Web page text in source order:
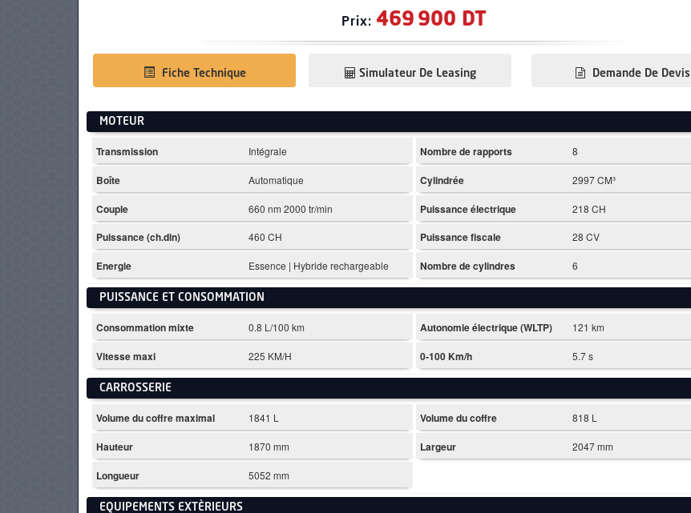
Prix: 469 900 DT
Fiche Technique Demande De Devis
Simulateur De Leasing
MOTEUR
Transmission Intégrale Nombre de rapports 8
Boîte Automatique Cylindrée 2997 CM³
Couple 660 nm 2000 tr/min Puissance électrique 218 CH
Puissance (ch.din) 460 CH Puissance fiscale 28 CV
Energie Essence | Hybride rechargeable Nombre de cylindres 6
PUISSANCE ET CONSOMMATION
Consommation mixte 0.8 L/100 km Autonomie électrique (WLTP) 121 km
Vitesse maxi 225 KM/H 0-100 Km/h 5.7 s
CARROSSERIE
Volume du coffre maximal 1841 L Volume du coffre 818 L
Hauteur 1870 mm Largeur 2047 mm
Longueur 5052 mm
EQUIPEMENTS EXTÈRIEURS